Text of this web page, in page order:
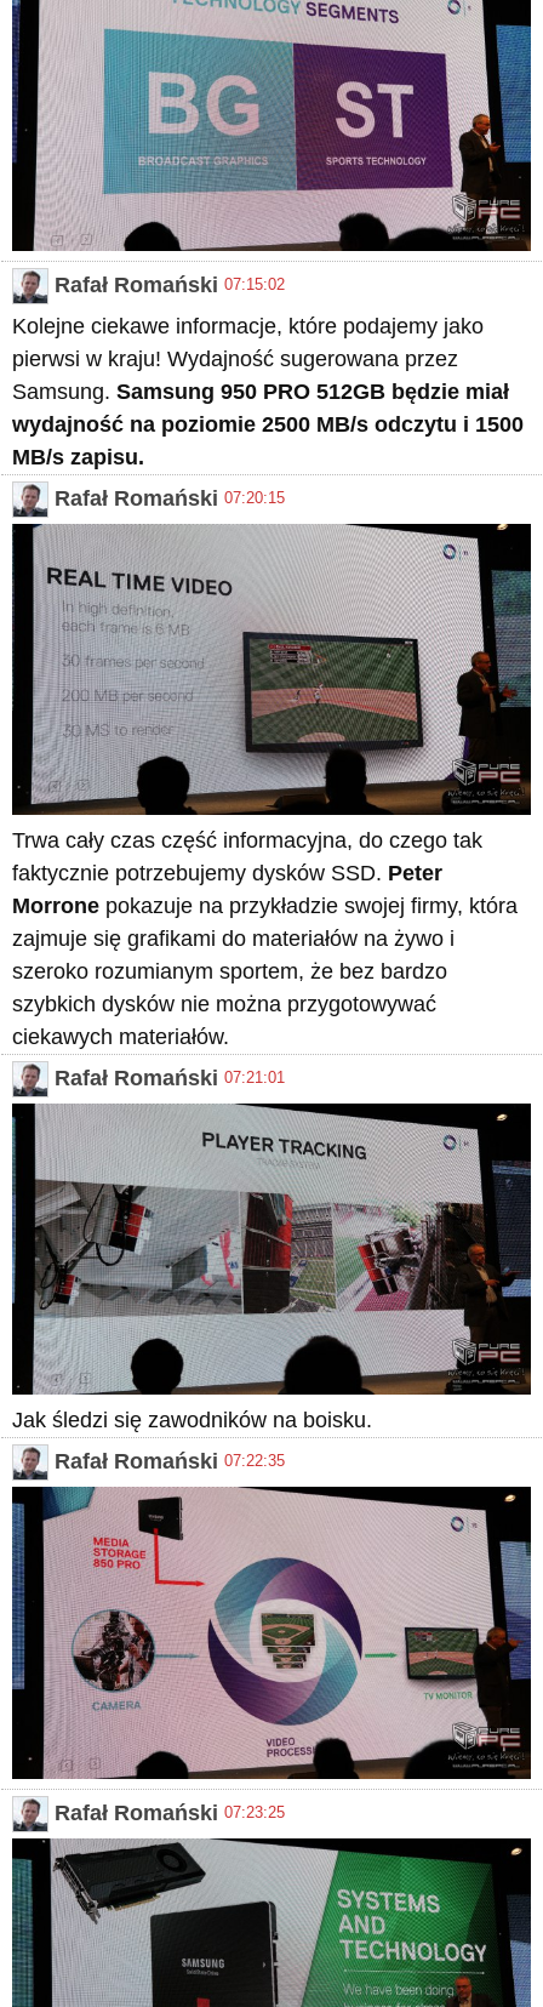
Rafał Romański 07:15:02
Kolejne ciekawe informacje, które podajemy jako
pierwsi w kraju! Wydajność sugerowana przez
Samsung. Samsung 950 PRO 512GB będzie miał
wydajność na poziomie 2500 MB/s odczytu i 1500
MB/s zapisu.
Rafał Romański 07:20:15
Trwa cały czas część informacyjna, do czego tak
faktycznie potrzebujemy dysków SSD. Peter
Morrone pokazuje na przykładzie swojej firmy, która
zajmuje się grafikami do materiałów na żywo i
szeroko rozumianym sportem, że bez bardzo
szybkich dysków nie można przygotowywać
ciekawych materiałów.
Rafał Romański 07:21:01
Jak śledzi się zawodników na boisku.
Rafał Romański 07:22:35
Rafał Romański 07:23:25